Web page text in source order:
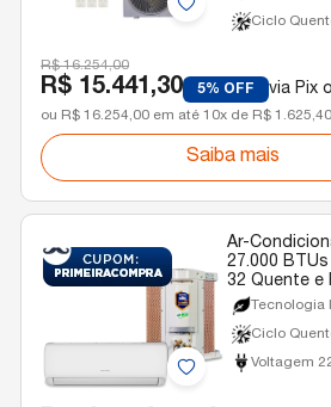
Ciclo
R$ 16.254,00
R$ 15.441,30 5% OFF via Pix
ou R$ 16.254,00 em até 10x de R$ 1.625,40
Saiba mais
Ar-
27.000
32 Quente e
Tecnologia
Ciclo
Voltagem